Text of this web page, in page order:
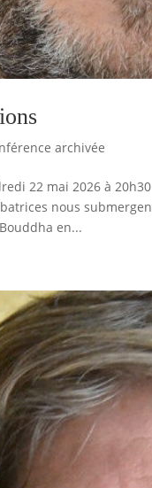
archivée
22 mai 2026 à
nous
en...